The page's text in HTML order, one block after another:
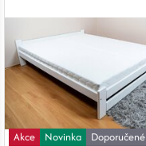
Akce Novinka
Doporučené